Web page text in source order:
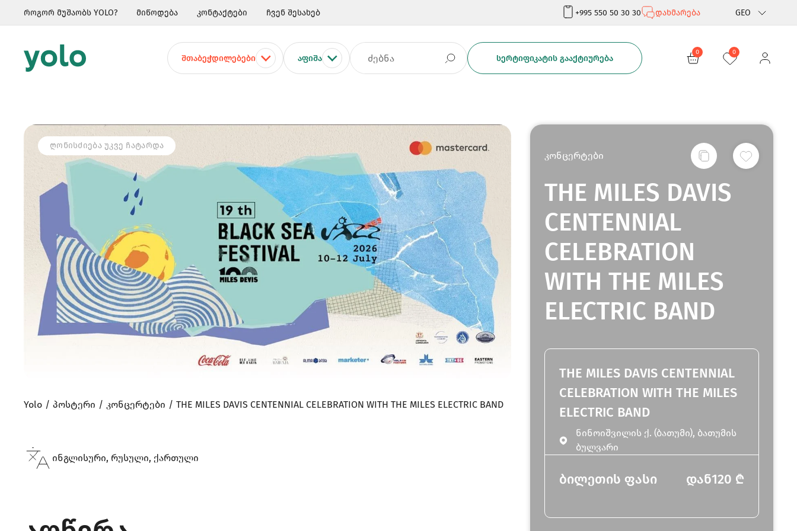
როგორ მუშაობს YOLO? მიწოდება კონტაქტები ჩვენ შესახებ +995 550 50 30 30 დახმარება GEO
Rus
ᲨᲗᲐᲑᲔᲭᲓᲘᲚᲔᲑᲔᲑᲘ ᲐᲤᲘᲨᲐ ᲡᲔᲠᲢᲘᲤᲘᲙᲐᲢᲘᲡ ᲒᲐᲐᲥᲢᲘᲣᲠᲔᲑᲐ
0 0
ᲦᲝᲜᲘᲡᲫᲘᲔᲑᲐ ᲣᲙᲕᲔ ᲩᲐᲢᲐᲠᲓᲐ
კონცერტები
THE MILES DAVIS
CENTENNIAL
CELEBRATION
WITH THE MILES
ELECTRIC BAND
THE MILES DAVIS CENTENNIAL
CELEBRATION WITH THE MILES
ELECTRIC BAND
ნინოიშვილის ქ. (ბათუმი), ბათუმის
ბულვარი
ბილეთის ფასი დან120 ₾
Yolo პოსტერი კონცერტები THE MILES DAVIS CENTENNIAL CELEBRATION WITH THE MILES ELECTRIC BAND
ინგლისური, რუსული, ქართული